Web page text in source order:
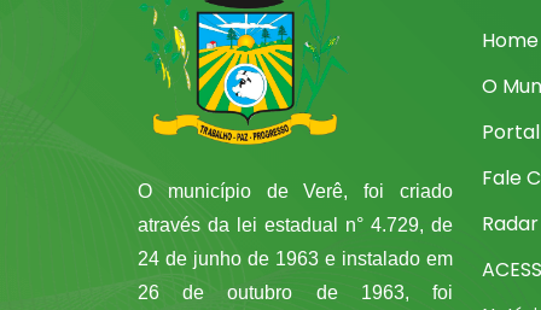
O município de Verê, foi criado
através da lei estadual n° 4.729, de
24 de junho de 1963 e instalado em
26 de outubro de 1963, foi
Home
O
Fale